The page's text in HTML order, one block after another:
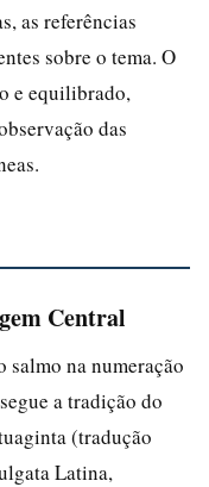
as referências
sobre o tema. O
e equilibrado,
das
Central
salmo na numeração
a tradição do
(tradução
Latina,